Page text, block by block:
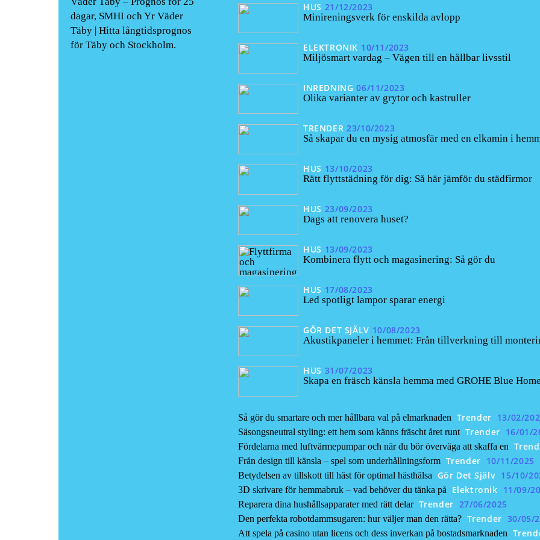
HUS 21/12/2023
Minireningsverk för enskilda avlopp
ELEKTRONIK 10/11/2023
Miljösmart vardag – Vägen till en hållbar livsstil
INREDNING 06/11/2023
Olika varianter av grytor och kastruller
TRENDER 23/10/2023
Så skapar du en mysig atmosfär med en elkamin i
HUS 13/10/2023
Rätt flyttstädning för dig: Så här jämför du städfirmor
HUS 23/09/2023
Dags att renovera huset?
HUS 13/09/2023
Kombinera flytt och magasinering: Så gör du
HUS 17/08/2023
Led spotligt lampor sparar energi
GÖR DET SJÄLV 10/08/2023
Akustikpaneler i hemmet: Från tillverkning till
HUS 31/07/2023
Skapa en fräsch känsla hemma med GROHE Blue
Så gör du smartare och mer hållbara val på elmarknaden Trender 13/02/
Säsongsneutral styling: ett hem som känns fräscht året runt Trender 16/01/
Fördelarna med luftvärmepumpar och när du bör överväga att skaffa en
Från design till känsla – spel som underhållningsform Trender 10/11/2025
Betydelsen av tillskott till häst för optimal hästhälsa Gör Det Själv 15/10/
3D skrivare för hemmabruk – vad behöver du tänka på Elektronik 11/09/
Reparera dina hushållsapparater med rätt delar Trender 27/06/2025
Den perfekta robotdammsugaren: hur väljer man den rätta? Trender 30/05/
Att spela på casino utan licens och dess inverkan på bostadsmarknaden
dagar, SMHI och Yr Väder
Täby | Hitta långtidsprognos
för Täby och Stockholm.